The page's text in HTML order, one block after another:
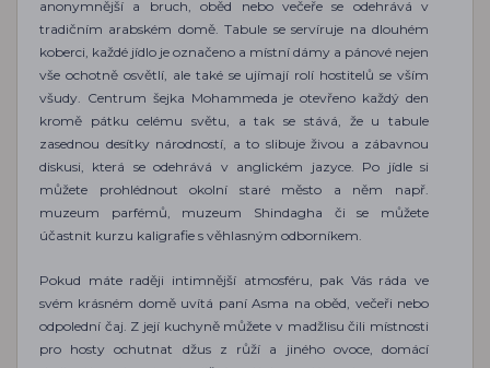
anonymnější a bruch, oběd nebo večeře se odehrává v
tradičním arabském domě. Tabule se servíruje na dlouhém
koberci, každé jídlo je označeno a místní dámy a pánové nejen
vše ochotně osvětlí, ale také se ujímají rolí hostitelů se vším
všudy. Centrum šejka Mohammeda je otevřeno každý den
kromě pátku celému světu, a tak se stává, že u tabule
zasednou desítky národností, a to slibuje živou a zábavnou
diskusi, která se odehrává v anglickém jazyce. Po jídle si
můžete prohlédnout okolní staré město a něm např.
muzeum parfémů, muzeum Shindagha či se můžete
účastnit kurzu kaligrafie s věhlasným odborníkem.
Pokud máte raději intimnější atmosféru, pak Vás ráda ve
svém krásném domě uvítá paní Asma na oběd, večeři nebo
odpolední čaj. Z její kuchyně můžete v madžlisu čili místnosti
pro hosty ochutnat džus z růží a jiného ovoce, domácí